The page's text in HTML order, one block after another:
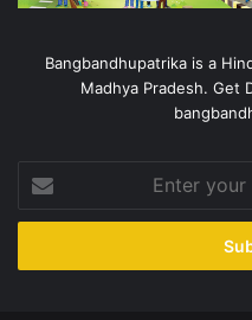
Bangbandhupatrika is a
Madhya Pradesh. Get
your
Email